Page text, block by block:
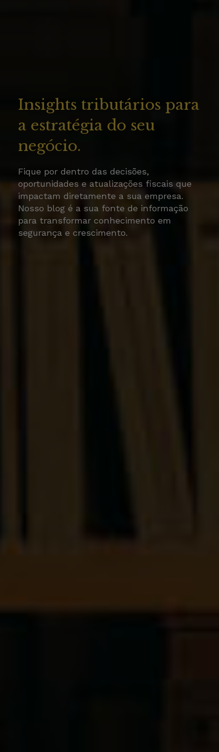
Insights tributários para
a estratégia do seu
negócio.
Fique por dentro das decisões,
oportunidades e atualizações fiscais que
impactam diretamente a sua empresa.
Nosso blog é a sua fonte de informação
para transformar conhecimento em
segurança e crescimento.